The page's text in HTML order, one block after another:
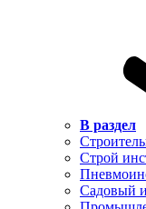
В раздел
Строй
Садовый